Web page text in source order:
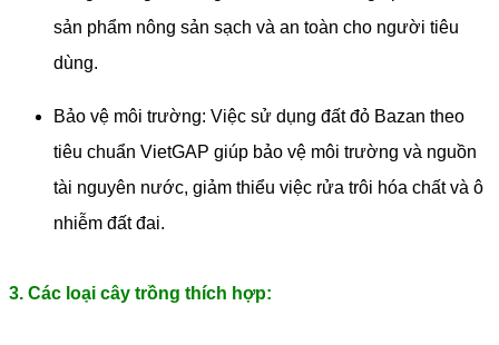
sản phẩm nông sản sạch và an toàn cho người tiêu
dùng.
Bảo vệ môi trường: Việc sử dụng đất đỏ Bazan theo
tiêu chuẩn VietGAP giúp bảo vệ môi trường và nguồn
tài nguyên nước, giảm thiểu việc rửa trôi hóa chất và ô
nhiễm đất đai.
3. Các loại cây trồng thích hợp: